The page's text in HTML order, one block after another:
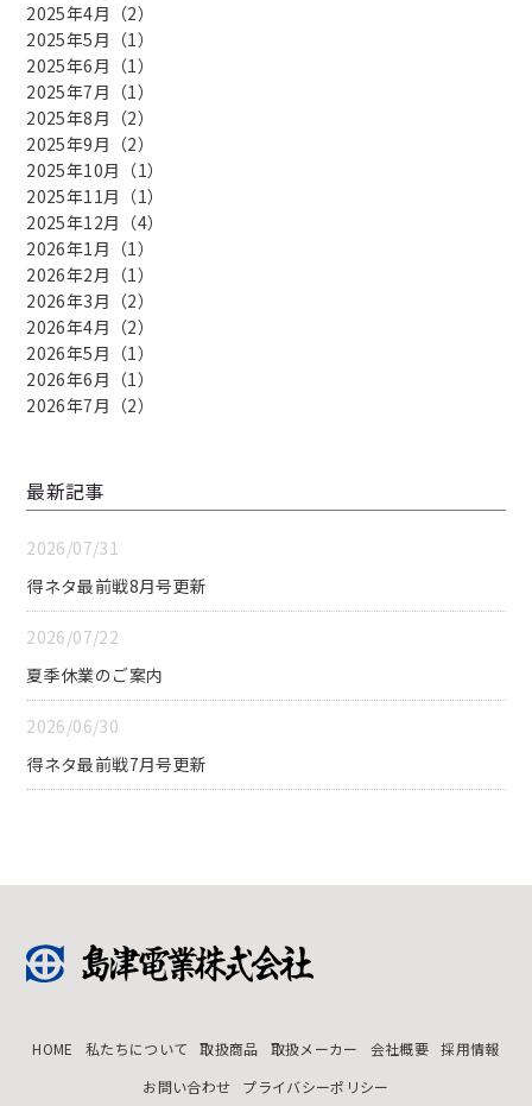
2025年4月（2）
2025年5月（1）
2025年6月（1）
2025年7月（1）
2025年8月（2）
2025年9月（2）
2025年10月（1）
2025年11月（1）
2025年12月（4）
2026年1月（1）
2026年2月（1）
2026年3月（2）
2026年4月（2）
2026年5月（1）
2026年6月（1）
2026年7月（2）
最新記事
2026/07/31
得ネタ最前戦8月号更新
2026/07/22
夏季休業のご案内
2026/06/30
得ネタ最前戦7月号更新
HOME 私たちについて 取扱商品 取扱メーカー 会社概要 採用情報
お問い合わせ
プライバシーポリシー